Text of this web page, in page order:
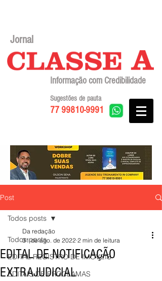
Jornal
Informação com Credibilidade
77 99810-9991
Sugestões de pauta
Post
Todos posts
EDITAL REGISTRO DE IMÓVEIS
EDITAIS DE PROCLAMAS
Todos posts
EDITAL DE NOTIFICAÇÃO
EXTRAJUDICIAL
Da redação
31 de ago. de 2022 2 min de leitura